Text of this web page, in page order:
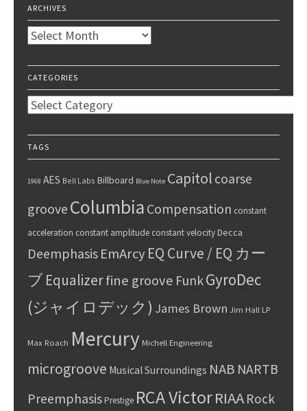
ARCHIVES
Archives
CATEGORIES
Categories
TAGS
1968 AES Bell Labs Billboard Blue Note Capitol coarse
groove Columbia Compensation constant
acceleration constant amplitude constant velocityDecca
Deemphasis EmArcyEQ Curve / EQ カー
ブEqualizerfine groove FunkGyroDec
(ジャイロデック) James Brown Jim Hall LP
Max Roach Mercury Michell Engineering
microgroove Musical Surroundings NAB NARTB
PreemphasisPrestige RCA VictorRIAA Rock